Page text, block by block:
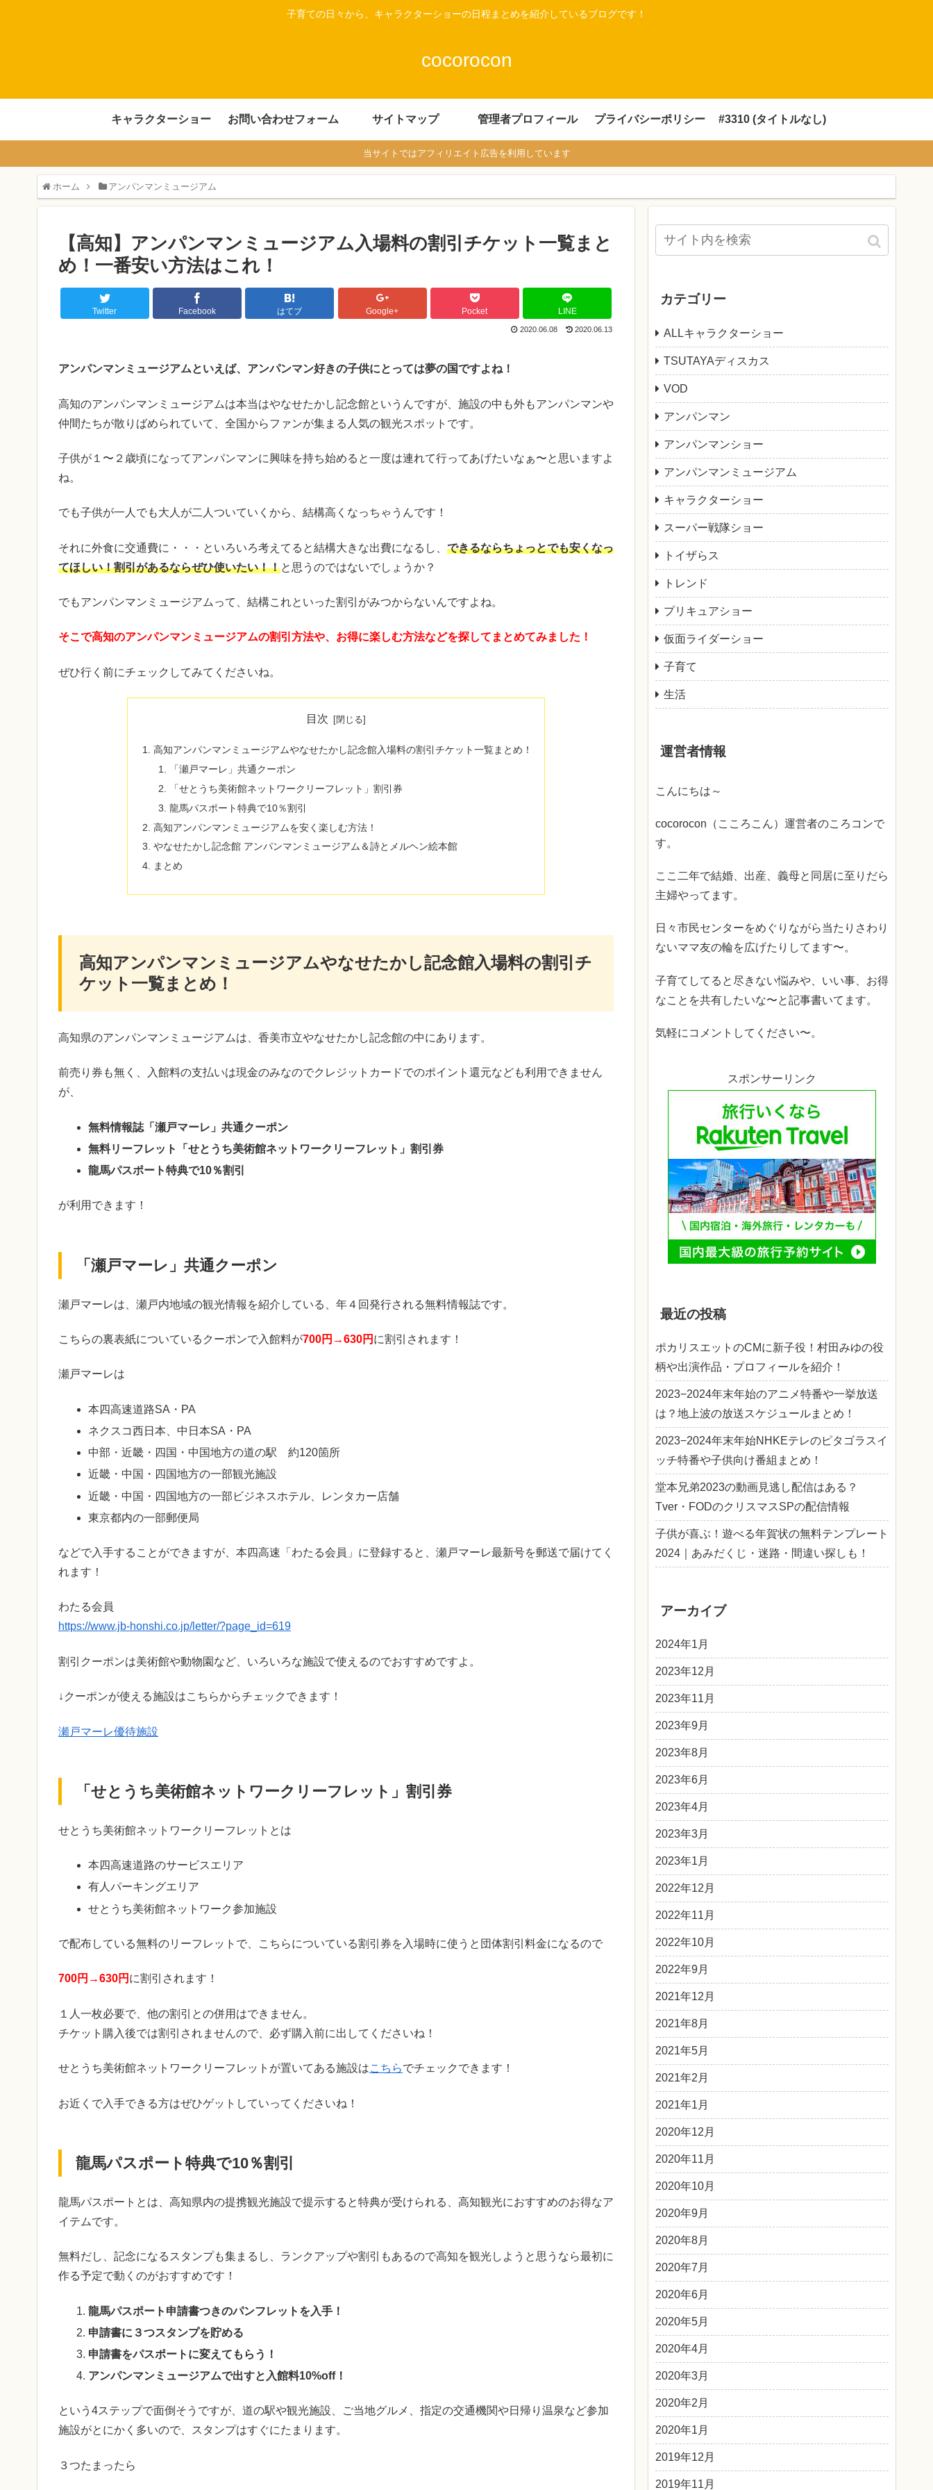
子育ての日々から、キャラクターショーの日程まとめを紹介しているブログです！
cocorocon
キャラクターショー お問い合わせフォーム サイトマップ 管理者プロフィール プライバシーポリシー #3310 (タイトルなし)
当サイトではアフィリエイト広告を利用しています
ホーム アンパンマンミュージアム
【高知】アンパンマンミュージアム入場料の割引チケット一覧まと
め！一番安い方法はこれ！
Twitter Facebook はてブ Google+ Pocket LINE
2020.06.08 2020.06.13
アンパンマンミュージアムといえば、アンパンマン好きの子供にとっては夢の国ですよね！
高知のアンパンマンミュージアムは本当はやなせたかし記念館というんですが、施設の中も外もアンパンマンや
仲間たちが散りばめられていて、全国からファンが集まる人気の観光スポットです。
子供が１〜２歳頃になってアンパンマンに興味を持ち始めると一度は連れて行ってあげたいなぁ〜と思いますよ
ね。
でも子供が一人でも大人が二人ついていくから、結構高くなっちゃうんです！
それに外食に交通費に・・・といろいろ考えてると結構大きな出費になるし、 できるならちょっとでも安くなっ
てほしい！割引があるならぜひ使いたい！！と思うのではないでしょうか？
でもアンパンマンミュージアムって、結構これといった割引がみつからないんですよね。
そこで高知のアンパンマンミュージアムの割引方法や、お得に楽しむ方法などを探してまとめてみました！
ぜひ行く前にチェックしてみてくださいね。
目次
高知アンパンマンミュージアムやなせたかし記念館入場料の割引チケット一覧まとめ！
「瀬戸マーレ」共通クーポン
「せとうち美術館ネットワークリーフレット」割引券
龍馬パスポート特典で10％割引
高知アンパンマンミュージアムを安く楽しむ方法！
やなせたかし記念館 アンパンマンミュージアム＆詩とメルヘン絵本館
まとめ
高知アンパンマンミュージアムやなせたかし記念館入場料の割引チ
ケット一覧まとめ！
高知県のアンパンマンミュージアムは、香美市立やなせたかし記念館の中にあります。
前売り券も無く、入館料の支払いは現金のみなのでクレジットカードでのポイント還元なども利用できません
が、
無料情報誌「瀬戸マーレ」共通クーポン
無料リーフレット「せとうち美術館ネットワークリーフレット」割引券
龍馬パスポート特典で10％割引
が利用できます！
「瀬戸マーレ」共通クーポン
瀬戸マーレは、瀬戸内地域の観光情報を紹介している、年４回発行される無料情報誌です。
こちらの裏表紙についているクーポンで入館料が700円→630円 に割引されます！
瀬戸マーレは
本四高速道路SA・PA
ネクスコ西日本、中日本SA・PA
中部・近畿・四国・中国地方の道の駅 約120箇所
近畿・中国・四国地方の一部観光施設
近畿・中国・四国地方の一部ビジネスホテル、レンタカー店舗
東京都内の一部郵便局
などで入手することができますが、本四高速「わたる会員」に登録すると、瀬戸マーレ最新号を郵送で届けてく
れます！
わたる会員
https://www.jb-honshi.co.jp/letter/?page_id=619
割引クーポンは美術館や動物園など、いろいろな施設で使えるのでおすすめですよ。
↓クーポンが使える施設はこちらからチェックできます！
瀬戸マーレ優待施設
「せとうち美術館ネットワークリーフレット」割引券
せとうち美術館ネットワークリーフレットとは
本四高速道路のサービスエリア
有人パーキングエリア
せとうち美術館ネットワーク参加施設
で配布している無料のリーフレットで、こちらについている割引券を入場時に使うと団体割引料金になるので
700円→630円 に割引されます！
１人一枚必要で、他の割引との併用はできません。
チケット購入後では割引されませんので、必ず購入前に出してくださいね！
せとうち美術館ネットワークリーフレットが置いてある施設はこちらでチェックできます！
お近くで入手できる方はぜひゲットしていってくださいね！
龍馬パスポート特典で10％割引
龍馬パスポートとは、高知県内の提携観光施設で提示すると特典が受けられる、高知観光におすすめのお得なア
イテムです。
無料だし、記念になるスタンプも集まるし、ランクアップや割引もあるので高知を観光しようと思うなら最初に
作る予定で動くのがおすすめです！
龍馬パスポート申請書つきのパンフレットを入手！
申請書に３つスタンプを貯める
申請書をパスポートに変えてもらう！
アンパンマンミュージアムで出すと入館料10%off！
という4ステップで面倒そうですが、道の駅や観光施設、ご当地グルメ、指定の交通機関や日帰り温泉など参加
施設がとにかく多いので、スタンプはすぐにたまります。
３つたまったら
カテゴリー
ALLキャラクターショー
TSUTAYAディスカス
VOD
アンパンマン
アンパンマンショー
アンパンマンミュージアム
キャラクターショー
スーパー戦隊ショー
トイザらス
トレンド
プリキュアショー
仮面ライダーショー
子育て
生活
運営者情報
こんにちは～
cocorocon（こころこん）運営者のころコンで
す。
ここ二年で結婚、出産、義母と同居に至りだら
主婦やってます。
日々市民センターをめぐりながら当たりさわり
ないママ友の輪を広げたりしてます〜。
子育てしてると尽きない悩みや、いい事、お得
なことを共有したいな〜と記事書いてます。
気軽にコメントしてください〜。
スポンサーリンク
最近の投稿
ポカリスエットのCMに新子役！村田みゆの役
柄や出演作品・プロフィールを紹介！
2023−2024年末年始のアニメ特番や一挙放送
は？地上波の放送スケジュールまとめ！
2023−2024年末年始NHKEテレのピタゴラスイ
ッチ特番や子供向け番組まとめ！
堂本兄弟2023の動画見逃し配信はある？
Tver・FODのクリスマスSPの配信情報
子供が喜ぶ！遊べる年賀状の無料テンプレート
2024｜あみだくじ・迷路・間違い探しも！
アーカイブ
2024年1月
2023年12月
2023年11月
2023年9月
2023年8月
2023年6月
2023年4月
2023年3月
2023年1月
2022年12月
2022年11月
2022年10月
2022年9月
2021年12月
2021年8月
2021年5月
2021年2月
2021年1月
2020年12月
2020年11月
2020年10月
2020年9月
2020年8月
2020年7月
2020年6月
2020年5月
2020年4月
2020年3月
2020年2月
2020年1月
2019年12月
2019年11月